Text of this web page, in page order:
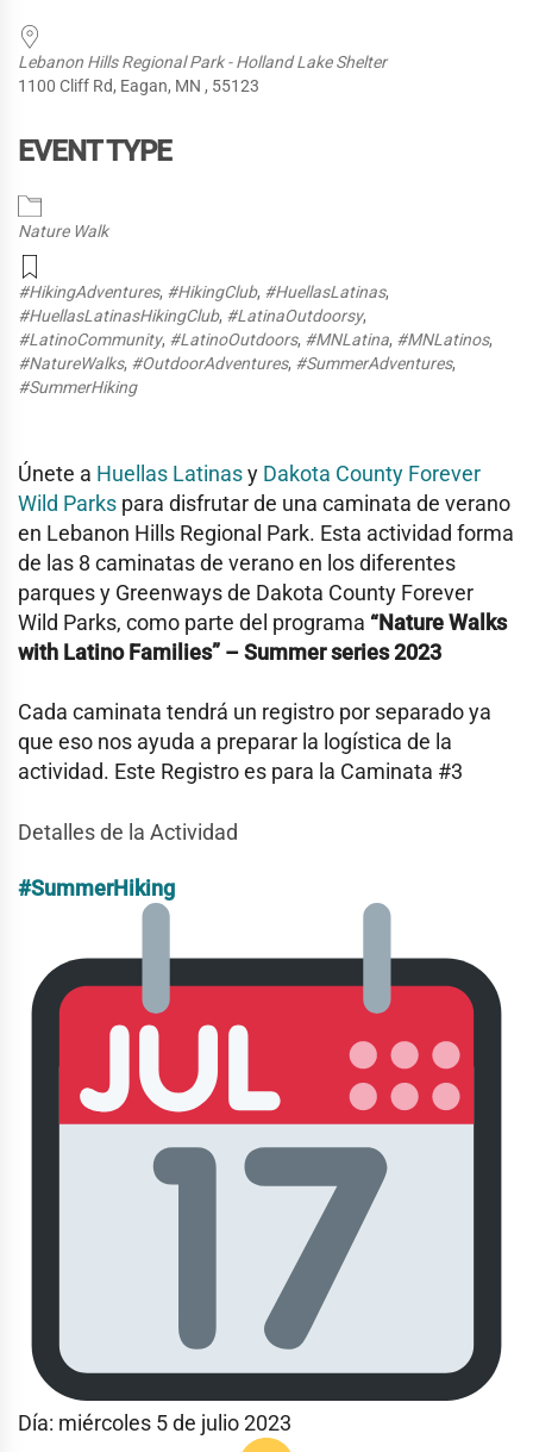
Lebanon Hills Regional Park - Holland Lake Shelter
1100 Cliff Rd, Eagan, MN , 55123
EVENT TYPE
Nature Walk
#HikingAdventures, #HikingClub, #HuellasLatinas,
#HuellasLatinasHikingClub, #LatinaOutdoorsy,
#LatinoCommunity, #LatinoOutdoors, #MNLatina, #MNLatinos,
#NatureWalks, #OutdoorAdventures, #SummerAdventures,
#SummerHiking
Únete a Huellas Latinasy Dakota County Forever
Wild Parks para disfrutar de una caminata de verano
en Lebanon Hills Regional Park. Esta actividad forma
de las 8 caminatas de verano en los diferentes
parques y Greenways de Dakota County Forever
Wild Parks, como parte del programa “Nature Walks
with Latino Families” – Summer series 2023
Cada caminata tendrá un registro por separado ya
que eso nos ayuda a preparar la logística de la
actividad. Este Registro es para la Caminata #3
Detalles de la Actividad
#SummerHiking
Día: miércoles 5 de julio 2023